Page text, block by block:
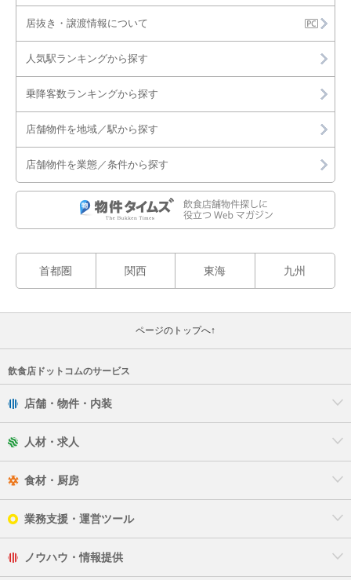
居抜き・譲渡情報について
人気駅ランキングから探す
乗降客数ランキングから探す
店舗物件を地域／駅から探す
店舗物件を業態／条件から探す
首都圏 関西 東海 九州
ページのトップへ↑
飲食店ドットコムのサービス
店舗・物件・内装
人材・求人
食材・厨房
業務支援・運営ツール
ノウハウ・情報提供